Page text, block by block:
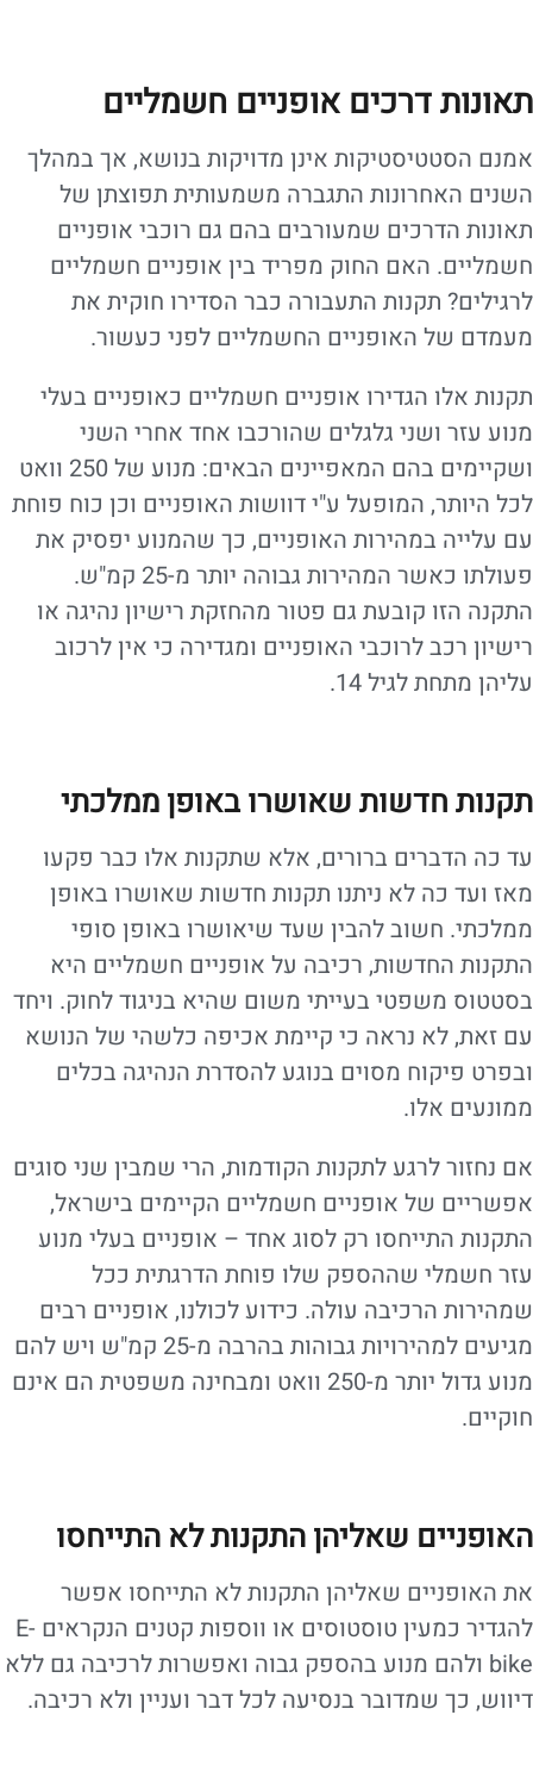
תאונות דרכים אופניים חשמליים
אמנם הסטטיסטיקות אינן מדויקות בנושא, אך במהלך
השנים האחרונות התגברה משמעותית תפוצתן של
תאונות הדרכים שמעורבים בהם גם רוכבי אופניים
חשמליים. האם החוק מפריד בין אופניים חשמליים
לרגילים? תקנות התעבורה כבר הסדירו חוקית את
מעמדם של האופניים החשמליים לפני כעשור.
תקנות אלו הגדירו אופניים חשמליים כאופניים בעלי
מנוע עזר ושני גלגלים שהורכבו אחד אחרי השני
ושקיימים בהם המאפיינים הבאים: מנוע של 250 וואט
לכל היותר, המופעל ע"י דוושות האופניים וכן כוח פוחת
עם עלייה במהירות האופניים, כך שהמנוע יפסיק את
פעולתו כאשר המהירות גבוהה יותר מ-25 קמ"ש.
התקנה הזו קובעת גם פטור מהחזקת רישיון נהיגה או
רישיון רכב לרוכבי האופניים ומגדירה כי אין לרכוב
עליהן מתחת לגיל 14.
תקנות חדשות שאושרו באופן ממלכתי
עד כה הדברים ברורים, אלא שתקנות אלו כבר פקעו
מאז ועד כה לא ניתנו תקנות חדשות שאושרו באופן
ממלכתי. חשוב להבין שעד שיאושרו באופן סופי
התקנות החדשות, רכיבה על אופניים חשמליים היא
בסטטוס משפטי בעייתי משום שהיא בניגוד לחוק. ויחד
עם זאת, לא נראה כי קיימת אכיפה כלשהי של הנושא
ובפרט פיקוח מסוים בנוגע להסדרת הנהיגה בכלים
ממונעים אלו.
אם נחזור לרגע לתקנות הקודמות, הרי שמבין שני סוגים
אפשריים של אופניים חשמליים הקיימים בישראל,
התקנות התייחסו רק לסוג אחד – אופניים בעלי מנוע
עזר חשמלי שההספק שלו פוחת הדרגתית ככל
שמהירות הרכיבה עולה. כידוע לכולנו, אופניים רבים
מגיעים למהירויות גבוהות בהרבה מ-25 קמ"ש ויש להם
מנוע גדול יותר מ-250 וואט ומבחינה משפטית הם אינם
חוקיים.
האופניים שאליהן התקנות לא התייחסו
את האופניים שאליהן התקנות לא התייחסו אפשר
להגדיר כמעין טוסטוסים או ווספות קטנים הנקראים E-
bike ולהם מנוע בהספק גבוה ואפשרות לרכיבה גם ללא
דיווש, כך שמדובר בנסיעה לכל דבר ועניין ולא רכיבה.